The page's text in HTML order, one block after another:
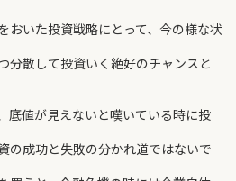
おいた投資戦略にとって、今の様な状
分散して投資いく絶好のチャンスと
底値が見えないと嘆いている時に投
の成功と失敗の分かれ道ではないで